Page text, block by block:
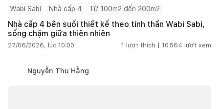
Wabi Sabi Nhà cấp 4 Từ 100m2 đến 200m2
Nhà cấp 4 bên suối thiết kế theo tinh thần Wabi Sabi,
sống chậm giữa thiên nhiên
27/06/2026, lúc 10:00 1 lượt thích | 10.564 lượt xem
Nguyễn Thu Hằng